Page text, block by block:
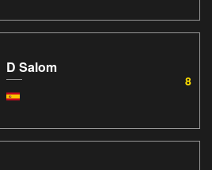
D Salom
8